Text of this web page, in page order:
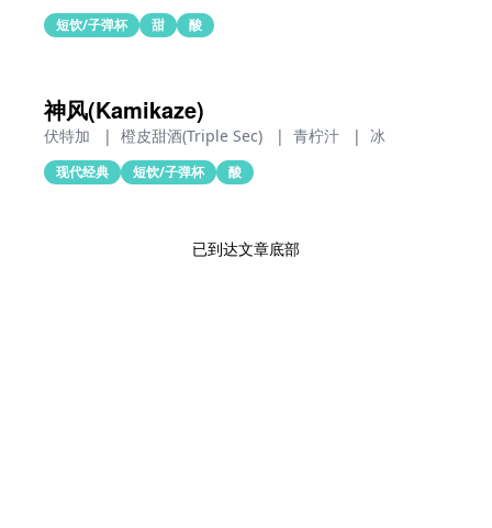
短饮/子弹杯 甜 酸
神风(Kamikaze)
伏特加 | 橙皮甜酒(Triple Sec) | 青柠汁 | 冰
现代经典 短饮/子弹杯 酸
已到达文章底部